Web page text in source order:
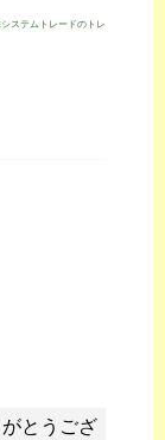
システムトレードのトレジスタ・ス
とうござ